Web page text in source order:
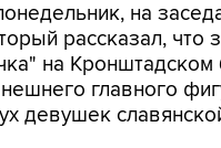
на
рассказал, что
на Кронштадском
главного
девушек